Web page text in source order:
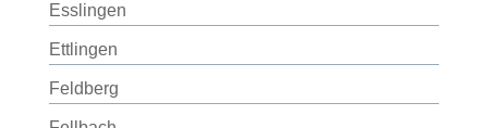
Esslingen
Ettlingen
Feldberg